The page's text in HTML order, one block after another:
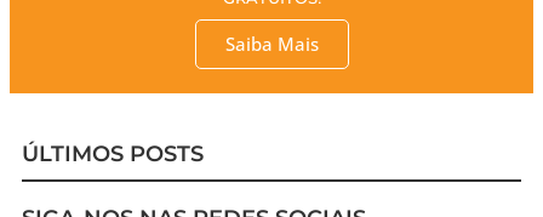
Saiba Mais
ÚLTIMOS POSTS